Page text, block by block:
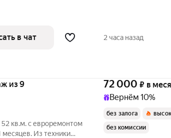
во двор и на улицу. В
в чат 2 часа назад
из 9
кв.м. с евроремонтом
месяцев. Из техники
72 000 ₽ в
Вернём 10%
без залога
без комиссии